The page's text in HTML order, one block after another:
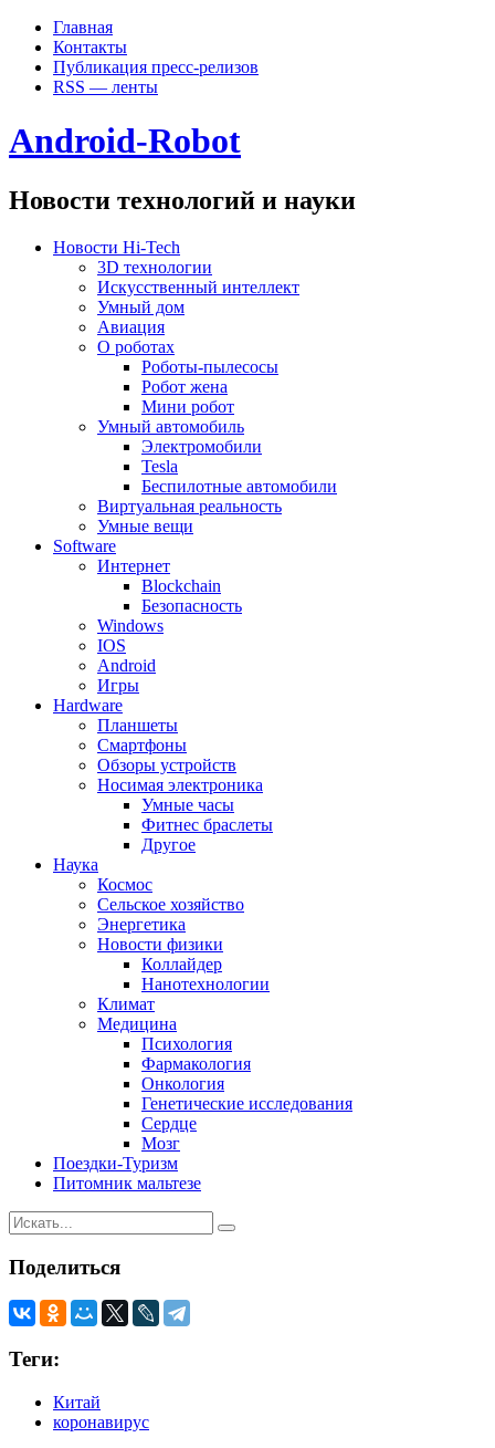
Главная
Контакты
Публикация пресс-релизов
RSS — ленты
Android-Robot
Новости технологий и науки
Новости Hi-Tech
3D технологии
Искусственный интеллект
Умный дом
Авиация
О роботах
Роботы-пылесосы
Робот жена
Мини робот
Умный автомобиль
Электромобили
Tesla
Беспилотные автомобили
Виртуальная реальность
Умные вещи
Software
Интернет
Blockchain
Безопасность
Windows
IOS
Android
Игры
Hardware
Планшеты
Смартфоны
Обзоры устройств
Носимая электроника
Умные часы
Фитнес браслеты
Другое
Наука
Космос
Сельское хозяйство
Энергетика
Новости физики
Коллайдер
Нанотехнологии
Климат
Медицина
Психология
Фармакология
Онкология
Генетические исследования
Сердце
Мозг
Поездки-Туризм
Питомник мальтезе
Поделиться
Теги:
Китай
коронавирус